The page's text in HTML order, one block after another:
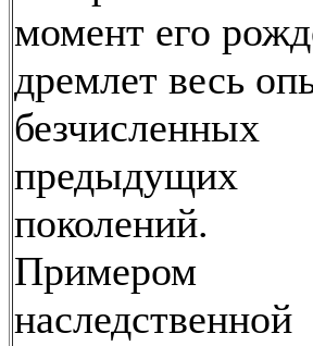
момент его
дремлет весь
безчисленных
предыдущих
поколений.
Примером
наследственной